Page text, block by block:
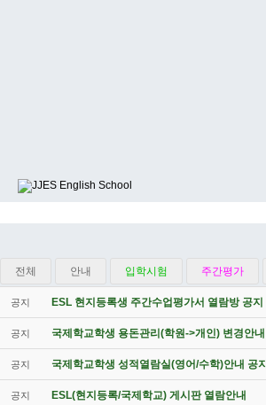
전체 안내 입학시험 주간평가
공지 ESL 현지등록생 주간수업평가서 열람방 공지
공지 국제학교학생 용돈관리(학원->개인) 변경안내
공지 국제학교학생 성적열람실(영어/수학)안내 공지
공지 ESL(현지등록/국제학교) 게시판 열람안내